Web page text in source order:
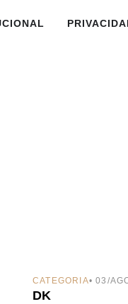
CATEGORIA• 03/
DK